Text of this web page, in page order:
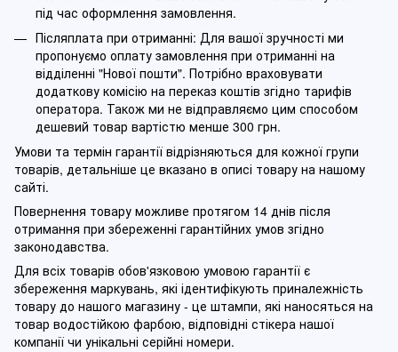
під час оформлення замовлення.
Післяплата при отриманні: Для вашої зручності ми
пропонуємо оплату замовлення при отриманні на
відділенні "Нової пошти". Потрібно враховувати
додаткову комісію на переказ коштів згідно тарифів
оператора. Також ми не відправляємо цим способом
дешевий товар вартістю менше 300 грн.
Умови та термін гарантії відрізняються для кожної групи
товарів, детальніше це вказано в описі товару на нашому
сайті.
Повернення товару можливе протягом 14 днів після
отримання при збереженні гарантійних умов згідно
законодавства.
Для всіх товарів обов'язковою умовою гарантії є
збереження маркувань, які ідентифікують приналежність
товару до нашого магазину - це штампи, які наносяться на
товар водостійкою фарбою, відповідні стікера нашої
компанії чи унікальні серійні номери.